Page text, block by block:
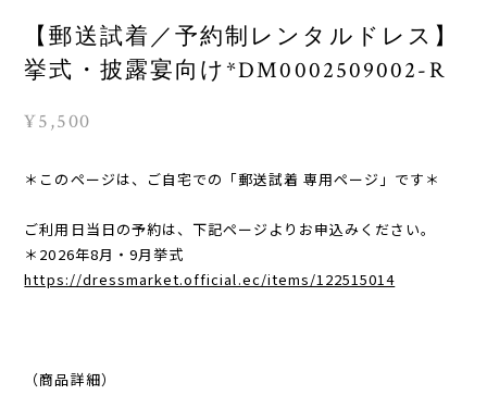
【郵送試着／予約制レンタルドレス】
挙式・披露宴向け*DM0002509002-R
¥5,500
＊このページは、ご自宅での「郵送試着 専用ページ」です＊
ご利用日当日の予約は、下記ページよりお申込みください。
＊2026年8月・9月挙式
https://dressmarket.official.ec/items/122515014
（商品詳細）